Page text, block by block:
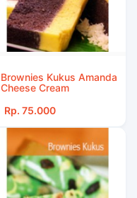
Brownies Kukus Amanda
Cheese Cream
Rp. 75.000